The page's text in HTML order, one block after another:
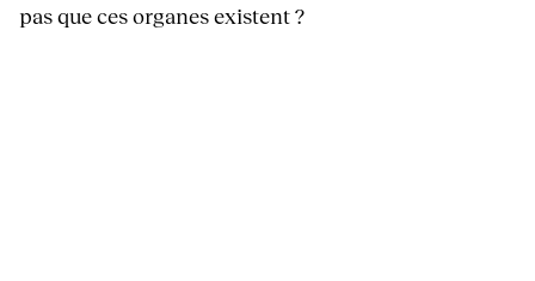
pas que ces organes existent ?